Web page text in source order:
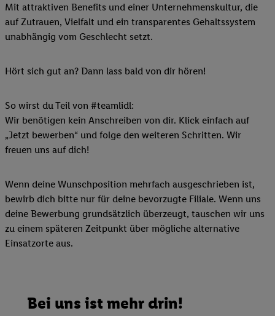
Mit attraktiven Benefits und einer Unternehmenskultur, die
auf Zutrauen, Vielfalt und ein transparentes Gehaltssystem
unabhängig vom Geschlecht setzt.
Hört sich gut an? Dann lass bald von dir hören!
So wirst du Teil von #teamlidl:
Wir benötigen kein Anschreiben von dir. Klick einfach auf
„Jetzt bewerben“ und folge den weiteren Schritten. Wir
freuen uns auf dich!
Wenn deine Wunschposition mehrfach ausgeschrieben ist,
bewirb dich bitte nur für deine bevorzugte Filiale. Wenn uns
deine Bewerbung grundsätzlich überzeugt, tauschen wir uns
zu einem späteren Zeitpunkt über mögliche alternative
Einsatzorte aus.
Bei uns ist mehr drin!